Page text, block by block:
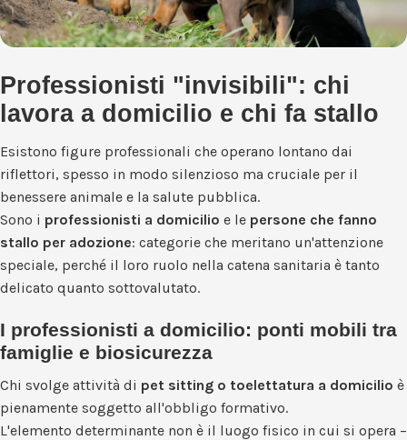
Professionisti "invisibili": chi
lavora a domicilio e chi fa stallo
Esistono figure professionali che operano lontano dai
riflettori, spesso in modo silenzioso ma cruciale per il
benessere animale e la salute pubblica.
Sono i professionisti a domicilio e le persone che fanno
stallo per adozione: categorie che meritano un'attenzione
speciale, perché il loro ruolo nella catena sanitaria è tanto
delicato quanto sottovalutato.
I professionisti a domicilio: ponti mobili tra
famiglie e biosicurezza
Chi svolge attività di pet sitting o toelettatura a domicilio è
pienamente soggetto all'obbligo formativo.
L'elemento determinante non è il luogo fisico in cui si opera –